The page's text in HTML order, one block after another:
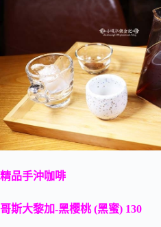
精品手沖咖啡
哥斯大黎加-黑櫻桃 (黑蜜) 130